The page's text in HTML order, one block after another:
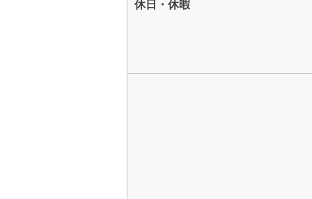
休日・休暇